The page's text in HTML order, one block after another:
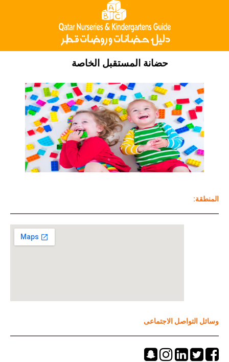
حضانة المستقبل الخاصة
Ninja Slider trial version
:المنطقة
وسائل التواصل الاجتماعى